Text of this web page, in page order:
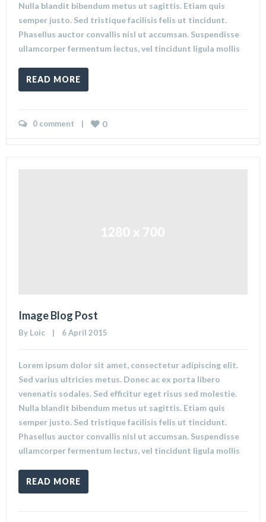
Nulla blandit bibendum metus ut sagittis. Etiam quis
semper justo. Sed tristique facilisis felis ut tincidunt.
Phasellus auctor convallis nisl ut accumsan. Suspendisse
ullamcorper fermentum lectus, vel tincidunt ligula mollis
READ MORE
0 comment
    |
0
Image Blog Post
By Loic
    |    6 April 2015
Lorem ipsum dolor sit amet, consectetur adipiscing elit.
Sed varius ultricies metus. Donec ac ex porta libero
venenatis sodales. Sed efficitur eget risus sed molestie.
Nulla blandit bibendum metus ut sagittis. Etiam quis
semper justo. Sed tristique facilisis felis ut tincidunt.
Phasellus auctor convallis nisl ut accumsan. Suspendisse
ullamcorper fermentum lectus, vel tincidunt ligula mollis
READ MORE